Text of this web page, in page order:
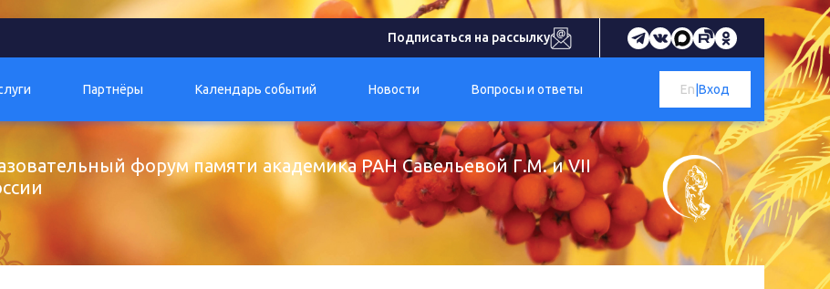
Подписаться на рассылку
Партнёры Календарь событий Новости Вопросы и ответы Вход
En
форум памяти академика РАН Савельевой Г.М. и VII